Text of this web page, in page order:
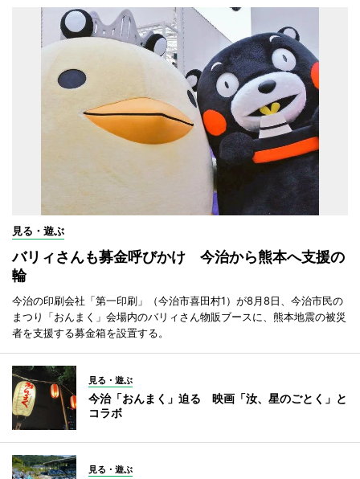
見る・遊ぶ
バリィさんも募金呼びかけ 今治から熊本へ支援の
輪
今治の印刷会社「第一印刷」（今治市喜田村1）が8月8日、今治市民の
まつり「おんまく」会場内のバリィさん物販ブースに、熊本地震の被災
者を支援する募金箱を設置する。
見る・遊ぶ
今治「おんまく」迫る 映画「汝、星のごとく」と
コラボ
見る・遊ぶ